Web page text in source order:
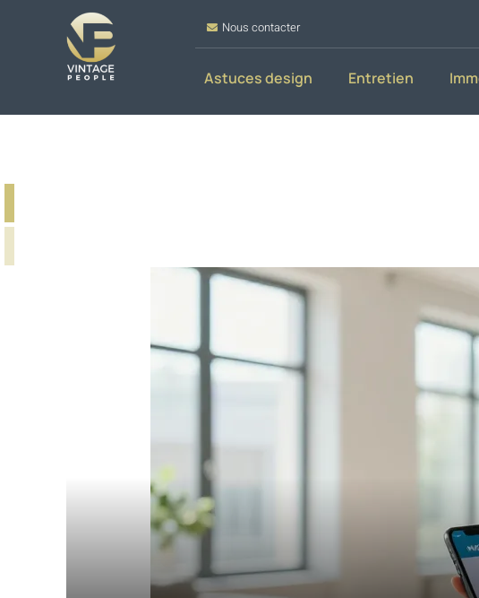
Nous contacter
Astuces design Entretien